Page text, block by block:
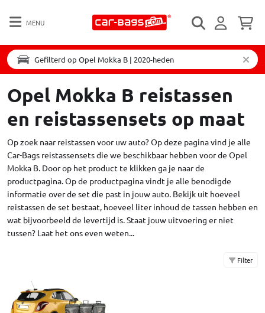
MENU
Gefilterd op Opel Mokka B | 2020-heden
Opel Mokka B reistassen
en reistassensets op maat
Op zoek naar reistassen voor uw auto? Op deze pagina vind je alle
Car-Bags reistassensets die we beschikbaar hebben voor de Opel
Mokka B. Door op het product te klikken ga je naar de
productpagina. Op de productpagina vindt je alle benodigde
informatie over de set die past in jouw auto. Bekijk uit hoeveel
reistassen de set bestaat, hoeveel liter inhoud de tassen hebben en
wat bijvoorbeeld de levertijd is. Staat jouw uitvoering er niet
tussen? Laat het ons even weten...
Filter